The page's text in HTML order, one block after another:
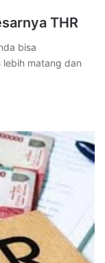
THR
bisa
lebih matang dan